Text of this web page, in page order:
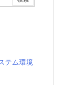
テム環境